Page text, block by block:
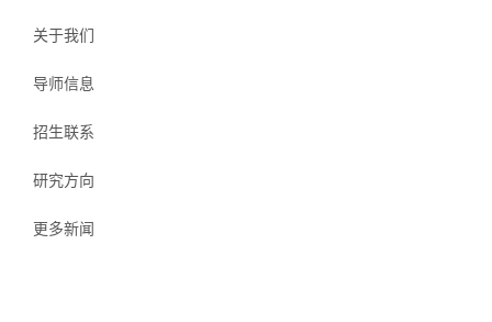
关于我们
导师信息
招生联系
研究方向
更多新闻